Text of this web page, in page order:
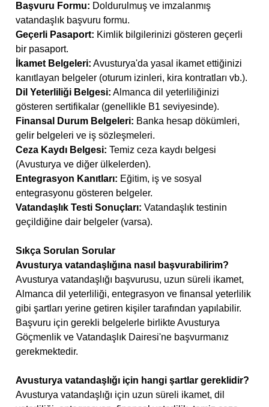
Başvuru Formu: Doldurulmuş ve imzalanmış
vatandaşlık başvuru formu.
Geçerli Pasaport: Kimlik bilgilerinizi gösteren geçerli
bir pasaport.
İkamet Belgeleri: Avusturya'da yasal ikamet ettiğinizi
kanıtlayan belgeler (oturum izinleri, kira kontratları vb.).
Dil Yeterliliği Belgesi: Almanca dil yeterliliğinizi
gösteren sertifikalar (genellikle B1 seviyesinde).
Finansal Durum Belgeleri: Banka hesap dökümleri,
gelir belgeleri ve iş sözleşmeleri.
Ceza Kaydı Belgesi: Temiz ceza kaydı belgesi
(Avusturya ve diğer ülkelerden).
Entegrasyon Kanıtları: Eğitim, iş ve sosyal
entegrasyonu gösteren belgeler.
Vatandaşlık Testi Sonuçları: Vatandaşlık testinin
geçildiğine dair belgeler (varsa).
Sıkça Sorulan Sorular
Avusturya vatandaşlığına nasıl başvurabilirim?
Avusturya vatandaşlığı başvurusu, uzun süreli ikamet,
Almanca dil yeterliliği, entegrasyon ve finansal yeterlilik
gibi şartları yerine getiren kişiler tarafından yapılabilir.
Başvuru için gerekli belgelerle birlikte Avusturya
Göçmenlik ve Vatandaşlık Dairesi'ne başvurmanız
gerekmektedir.
Avusturya vatandaşlığı için hangi şartlar gereklidir?
Avusturya vatandaşlığı için uzun süreli ikamet, dil